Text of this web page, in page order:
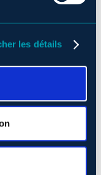
les détails